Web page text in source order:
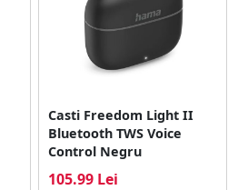
Casti Freedom Light II
Bluetooth TWS Voice
Control Negru
105.99 Lei